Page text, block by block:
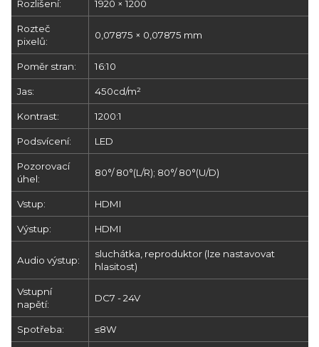
Rozlišení: 1920 × 1200
Rozteč
pixelů:
0,07875 × 0,07875 mm
Poměr stran: 16:10
Jas: 450cd/m²
Kontrast: 1200:1
Podsvícení: LED
Pozorovací
úhel:
80°/ 80°(L/R); 80°/ 80°(U/D)
Vstup: HDMI
Výstup: HDMI
Audio výstup:
sluchátka, reproduktor (lze nastavovat
hlasitost)
Vstupní
napětí:
DC7 - 24V
Spotřeba: ≤8W